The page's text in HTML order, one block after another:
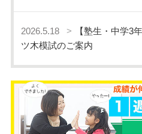
2026.5.18
【塾生・中学3
ツ木模試のご案内